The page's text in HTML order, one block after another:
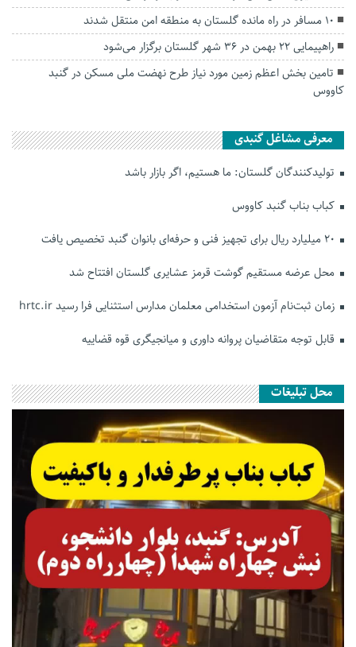
۱۰ مسافر در راه مانده گلستان به منطقه امن منتقل شدند
راهپیمایی ۲۲ بهمن در ۳۶ شهر گلستان برگزار می‌شود
تامین بخش اعظم زمین مورد نیاز طرح نهضت ملی مسکن در گنبد
کاووس
معرفی مشاغل گنبدی
تولیدکنندگان گلستان: ما هستیم، اگر بازار باشد
کباب بناب گنبد کاووس
محل عرضه مستقیم گوشت قرمز عشایری گلستان افتتاح شد
زمان ثبت‌نام آزمون استخدامی معلمان مدارس استثنایی فرا رسید hrtc.ir
قابل توجه متقاضیان پروانه داوری و میانجیگری قوه قضاییه
محل تبلیغات